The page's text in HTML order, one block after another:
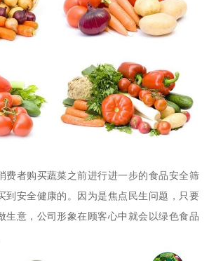
费者购买蔬菜之前进行进一步的食品安全筛
到安全健康的。因为是焦点民生问题，只要
生意，公司形象在顾客心中就会以绿色食品